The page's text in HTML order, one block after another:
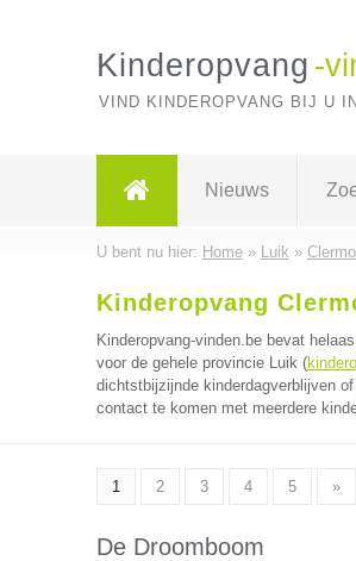
Kinderopvang -
VIND KINDEROPVANG BIJ U
Nieuws
U bent nu hier: Home» Luik »
Kinderopvang
Kinderopvang-vinden.be bevat
voor de gehele provincie Luik (
dichtstbijzijnde kinderdagverblijven
contact te komen met meerdere
1 2 3 4 5 »
De Droomboom